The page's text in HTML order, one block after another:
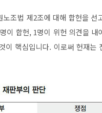
조법 제2조에 대해 합헌을
이 합헌, 1명이 위헌 의견을
이 핵심입니다. 이로써 헌재